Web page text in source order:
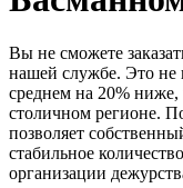
Вы не сможете
нашей службе. Это не
среднем на 20% ниже,
столичном регионе.
позволяет
стабильное
организации